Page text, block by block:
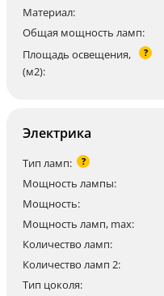
Материал:
Общая мощность ламп:
Площадь освещения,
(м2):
?
Электрика
Тип ламп: ?
Мощность лампы:
Мощность:
Мощность ламп, max:
Количество ламп:
Количество ламп 2:
Тип цоколя: